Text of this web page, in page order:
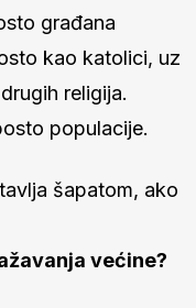
građana
kao katolici, uz
religija.
populacije.
šapatom, ako
većine?